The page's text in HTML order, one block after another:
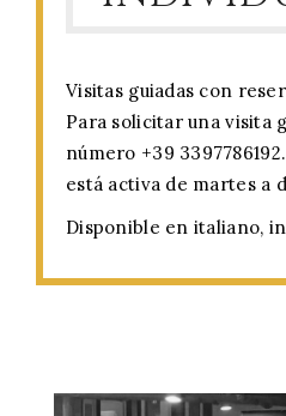
Visitas guiadas con
Para solicitar una visita
número +39
está activa de martes a
Disponible en italiano,